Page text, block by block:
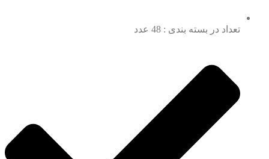
تعداد در بسته بندی : 48 عدد